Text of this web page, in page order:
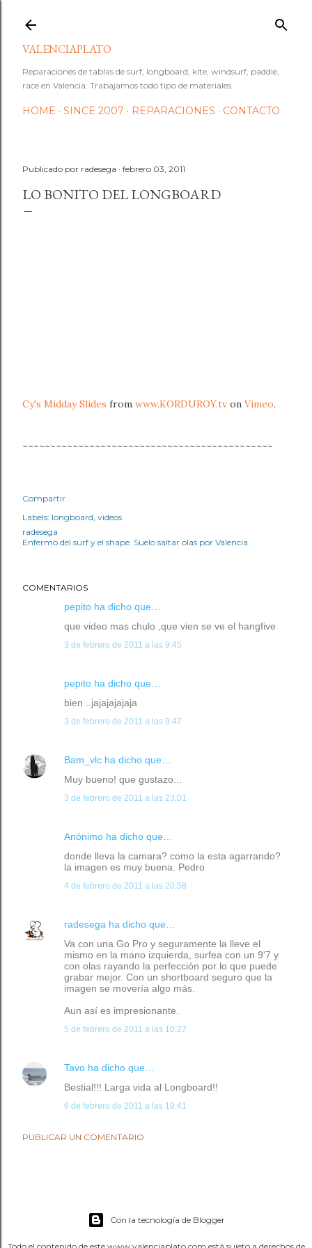
VALENCIAPLATO
Reparaciones de tablas de surf, longboard, kite, windsurf, paddle,
race en Valencia. Trabajamos todo tipo de materiales.
HOME SINCE 2007 REPARACIONES CONTACTO
Publicado por radesega febrero 03, 2011
LO BONITO DEL LONGBOARD
Cy's Midday Slides from www.KORDUROY.tv on Vimeo.
~~~~~~~~~~~~~~~~~~~~~~~~~~~~~~~~~~~~~~~~~~~~~
Compartir
Labels: longboard videos
radesega
Enfermo del surf y el shape. Suelo saltar olas por Valencia.
COMENTARIOS
pepito ha dicho que…
que video mas chulo ,que vien se ve el hangfive
3 de febrero de 2011 a las 9:45
pepito ha dicho que…
bien ..jajajajajaja
3 de febrero de 2011 a las 9:47
Bam_vlc ha dicho que…
Muy bueno! que gustazo...
3 de febrero de 2011 a las 23:01
Anónimo ha dicho que…
donde lleva la camara? como la esta agarrando?
la imagen es muy buena. Pedro
4 de febrero de 2011 a las 20:58
radesega ha dicho que…
Va con una Go Pro y seguramente la lleve el
mismo en la mano izquierda, surfea con un 9'7 y
con olas rayando la perfección por lo que puede
grabar mejor. Con un shortboard seguro que la
imagen se movería algo más.
Aun así es impresionante.
5 de febrero de 2011 a las 10:27
Tavo ha dicho que…
Bestial!!! Larga vida al Longboard!!
6 de febrero de 2011 a las 19:41
PUBLICAR UN COMENTARIO
Con la tecnología de Blogger